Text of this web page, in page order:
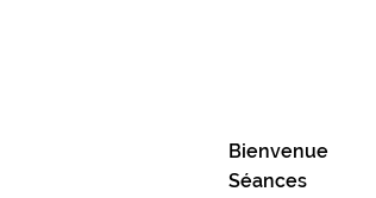
Bienvenue
Séances